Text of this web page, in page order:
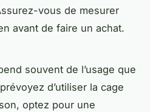
vous de mesurer
avant de faire un achat.
souvent de l’usage que
d’utiliser la cage
optez pour une